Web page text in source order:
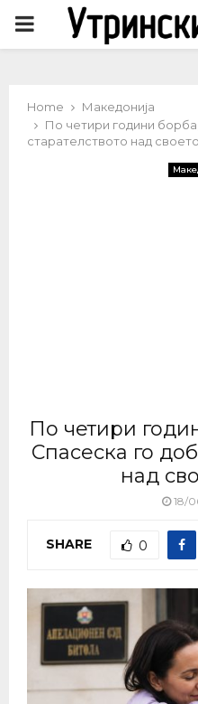
PRIMARY
Home
Македонија
По четири години
старателството над
По четири
Спасеска го
над
18/
SHARE 0